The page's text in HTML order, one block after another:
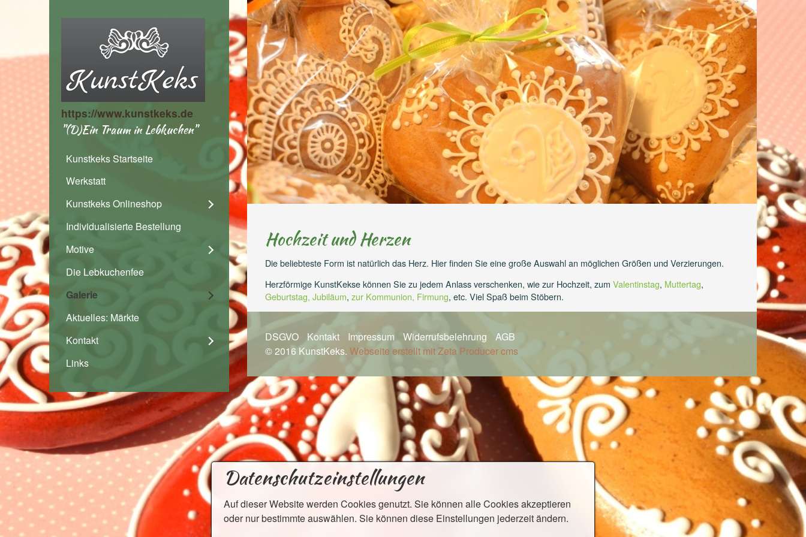
https://www.kunstkeks.de
"(D)Ein Traum in Lebkuchen"
Kunstkeks Startseite
Werkstatt
Kunstkeks Onlineshop
Individualisierte Bestellung
Motive
Die Lebkuchenfee
Galerie
Aktuelles: Märkte
Kontakt
Links
Hochzeit und Herzen
Die beliebteste Form ist natürlich das Herz. Hier finden Sie eine große Auswahl an möglichen Größen und Verzierungen.
Herzförmige KunstKekse können Sie zu jedem Anlass verschenken, wie zur Hochzeit, zum Valentinstag, Muttertag,
Geburtstag, Jubiläum, zur Kommunion, Firmung, etc. Viel Spaß beim Stöbern.
DSGVO Kontakt Impressum Widerrufsbelehrung
AGB
© 2016 KunstKeks. Webseite erstellt mit Zeta Producer cms
Datenschutzeinstellungen
​​​​​Auf dieser Website werden Cookies genutzt. Sie können alle Cookies akzeptieren
oder nur bestimmte auswählen. Sie können diese Einstellungen jederzeit ändern.